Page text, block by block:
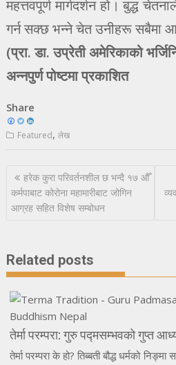
महत्तवपूर्ण मार्गदर्शन हो। बुद्ध
गर्न सक्छ भन्ने चेत उनीहरू सबैमा
(प्रा. डा. उप्रेती अमेरिकाको
अन्नपुर्ण पोष्टमा प्रकाशित
Share
Featured,लेख
Post
navigation
हरेक कुरा परिवर्तनशील छ भन्दै १७ औँ
कर्मपाबाट कोरोना महामारीबाट जोगिन
आग्रह सहित विशेष सम्बोधन
Related posts
तेर्मा परम्परा: गुरु पद्मसम्भवको गुप्त
तेर्मा परम्परा के हो? तिब्बती बौद्ध धर्मको निङ्मा